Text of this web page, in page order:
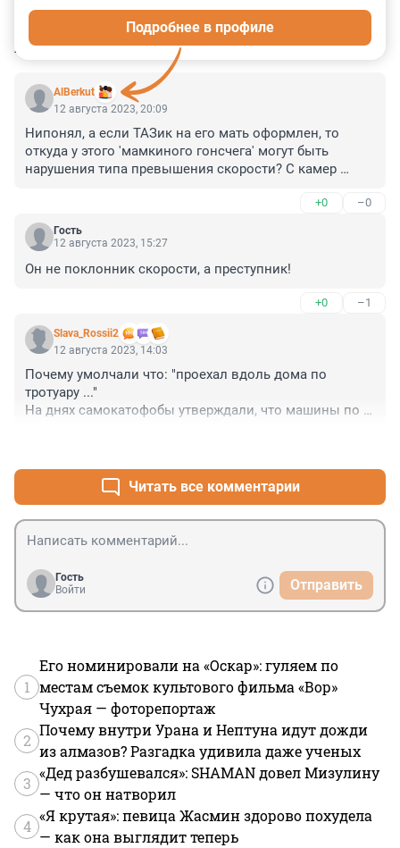
КОММЕНТАРИИ 16
AlBerkut
Подробнее в профиле
12 августа 2023, 20:09
Нипонял, а если ТАЗик на его мать оформлен, то
откуда у этого 'мамкиного гонсчега' могут быть
нарушения типа превышения скорости? С камер
радарами я уже давно не видел... Или постановления
по автофиксации обжаловались через ЦАФАП? 🤔
+0 –0
Гость
12 августа 2023, 15:27
Он не поклонник скорости, а преступник!
+0 –1
Slava_Rossii2
12 августа 2023, 14:03
Почему умолчали что: "проехал вдоль дома по
тротуару ..."
На днях самокатофобы утверждали, что машины по
Читать все комментарии
Гость
Войти
Отправить
1
Его номинировали на «Оскар»: гуляем по
местам съемок культового фильма «Вор»
Чухрая — фоторепортаж
2
Почему внутри Урана и Нептуна идут дожди
из алмазов? Разгадка удивила даже ученых
3
«Дед разбушевался»: SHAMAN довел Мизулину
— что он натворил
4
«Я крутая»: певица Жасмин здорово похудела
— как она выглядит теперь